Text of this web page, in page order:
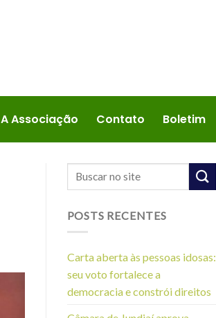
A Associação Contato Boletim
POSTS RECENTES
Carta aberta às pessoas idosas:
seu voto fortalece a
democracia e constrói direitos